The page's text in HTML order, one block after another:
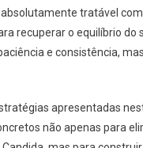
tratável
recuperar o equilíbrio do
e consistência,
apresentadas
não apenas para